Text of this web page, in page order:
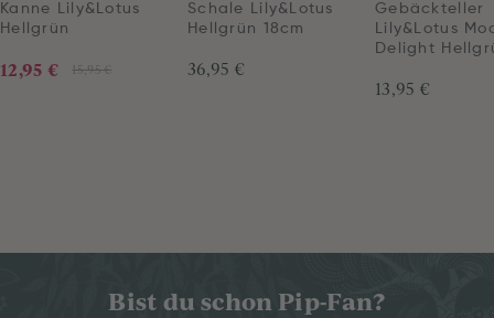
Kanne Lily&Lotus
Hellgrün
15,95 €
12,95 €
Schale Lily&Lotus
Hellgrün 18cm
36,95 €
Gebäckteller
Lily&Lotus
Delight
13,95 €
Bist du schon Pip-Fan?